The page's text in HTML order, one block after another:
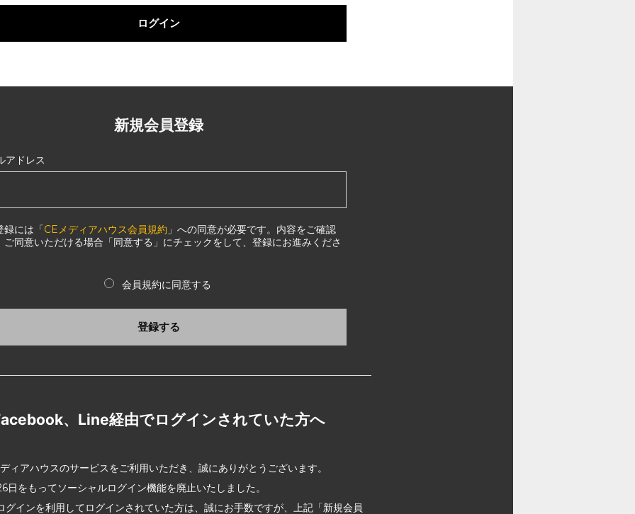
ログイン
新規会員登録
アドレス
録には「CEメディアハウス会員規約 」への同意が必要です。内容をご確認
ご同意いただける場合「同意する」にチェックをして、登録にお進みくださ
会員規約に同意する
登録する
、Line経由でログインされていた方へ
ィアハウスのサービスをご利用いただき、誠にありがとうございます。
日をもってソーシャルログイン機能を廃止いたしました。
グインを利用してログインされていた方は、誠にお手数ですが、上記「新規会員